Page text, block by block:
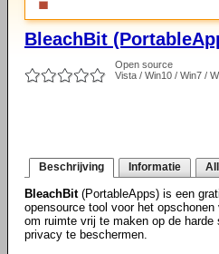
BleachBit
Open source
Vista / Win10 / Win7 /
Beschrijving Informatie
BleachBit(PortableApps) is een
opensource tool voor het
om ruimte vrij te maken op de harde
privacy te beschermen.